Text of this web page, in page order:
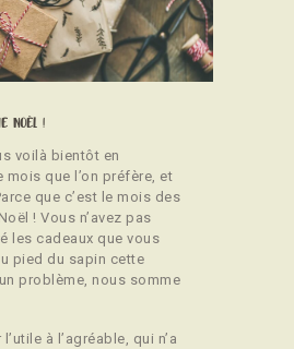
Noël !
voilà bientôt en
mois que l’on préfère, et
que c’est le mois des
! Vous n’avez pas
les cadeaux que vous
pied du sapin cette
problème, nous somme
à l’agréable, qui n’a